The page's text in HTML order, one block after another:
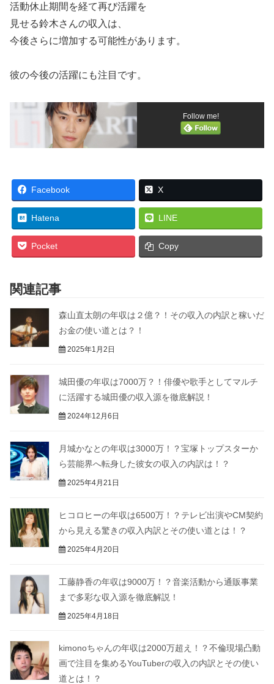
活動休止期間を経て再び活躍を
見せる鈴木さんの収入は、
今後さらに増加する可能性があります。
彼の今後の活躍にも注目です。
Follow me!
Facebook X
Hatena LINE
Pocket Copy
関連記事
森山直太朗の年収は２億？！その収入の内訳と稼いだ
お金の使い道とは？！
2025年1月2日
城田優の年収は7000万？！俳優や歌手としてマルチ
に活躍する城田優の収入源を徹底解説！
2024年12月6日
月城かなとの年収は3000万！？宝塚トップスターか
ら芸能界へ転身した彼女の収入の内訳は！？
2025年4月21日
ヒコロヒーの年収は6500万！？テレビ出演やCM契約
から見える驚きの収入内訳とその使い道とは！？
2025年4月20日
工藤静香の年収は9000万！？音楽活動から通販事業
まで多彩な収入源を徹底解説！
2025年4月18日
kimonoちゃんの年収は2000万超え！？不倫現場凸動
画で注目を集めるYouTuberの収入の内訳とその使い
道とは！？